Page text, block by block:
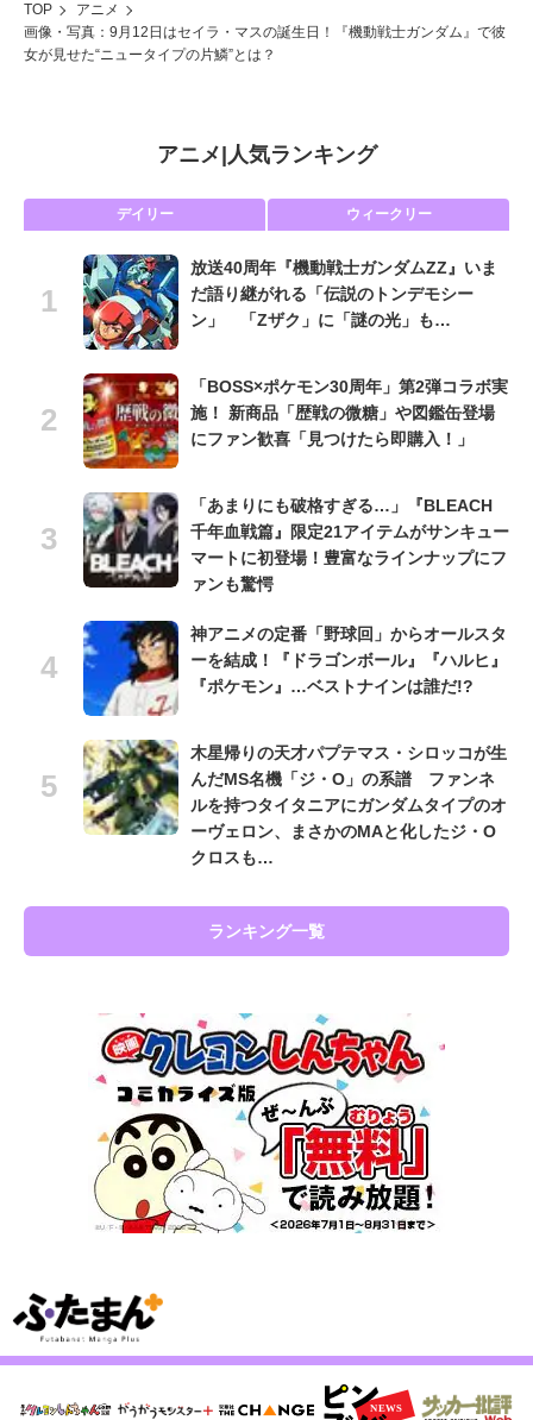
TOP
アニメ
画像・写真：9月12日はセイラ・マスの誕生日！『機動戦士ガンダム』で彼
女が見せた“ニュータイプの片鱗”とは？
アニメ 人気ランキング
デイリー ウィークリー
放送40周年『機動戦士ガンダムZZ』いま
だ語り継がれる「伝説のトンデモシー
ン」 「Zザク」に「謎の光」も…
「BOSS×ポケモン30周年」第2弾コラボ実
施！ 新商品「歴戦の微糖」や図鑑缶登場
にファン歓喜「見つけたら即購入！」
「あまりにも破格すぎる…」『BLEACH
千年血戦篇』限定21アイテムがサンキュー
マートに初登場！豊富なラインナップにフ
ァンも驚愕
神アニメの定番「野球回」からオールスタ
ーを結成！『ドラゴンボール』『ハルヒ』
『ポケモン』…ベストナインは誰だ!?
木星帰りの天才パプテマス・シロッコが生
んだMS名機「ジ・O」の系譜 ファンネ
ルを持つタイタニアにガンダムタイプのオ
ーヴェロン、まさかのMAと化したジ・O
クロスも…
ランキング一覧